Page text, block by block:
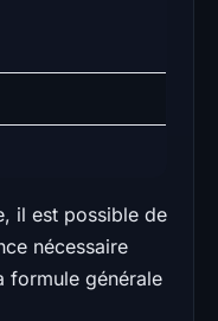
il est possible de
nécessaire
formule générale